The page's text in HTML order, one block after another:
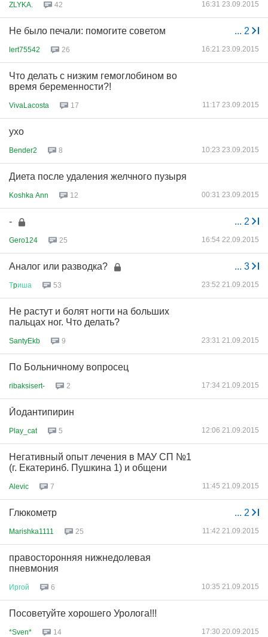
ZLYKA. 42 16:31 23.09.2015
... 2
Не было печали: помогите советом
lert75542 26 16:21 23.09.2015
Что делать с низким гемоглобином во
время беременности?!
VivaLacosta 17 11:17 23.09.2015
ухо
Bender2 8 10:23 23.09.2015
Диета после удаления желчного пузыря
Koshka Ann 12 00:31 23.09.2015
... 2
-
Gero124 25 16:54 22.09.2015
... 3
Аналог или разводка?
Тpиша 53 23:52 21.09.2015
Не растут и болят ногти на больших
пальцах ног. Что делать?
SantyEkb 9 23:31 21.09.2015
По Больничному вопросец
ribaksisert- 2 17:34 21.09.2015
Йодантипирин
Play_cat 5 12:06 21.09.2015
Негативный опыт лечения в МАУ СП №1
(г. Екатеринб. Пушкина 1) и общени
Alevic 7 11:45 21.09.2015
... 2
Глюкометр
Marishka1111 25 11:42 21.09.2015
правосторонняя нижнедолевая
пневмония
Иргой 6 10:35 21.09.2015
Посоветуйте хорошего Уролога!!!
*Sven* 14 17:30 20.09.2015